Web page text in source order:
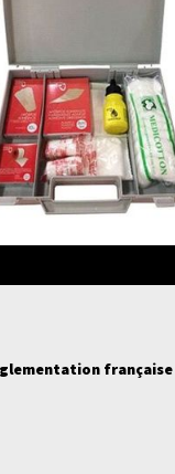
française